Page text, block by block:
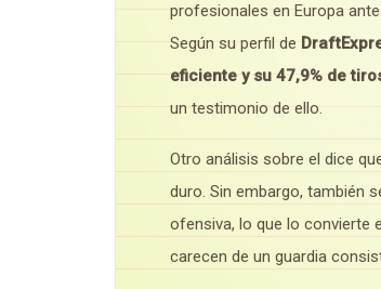
profesionales en Europa
Según su perfil de
eficiente y su 47,9% de
un testimonio de ello.
Otro análisis sobre el dice
duro. Sin embargo, también
ofensiva, lo que lo convierte
carecen de un guardia